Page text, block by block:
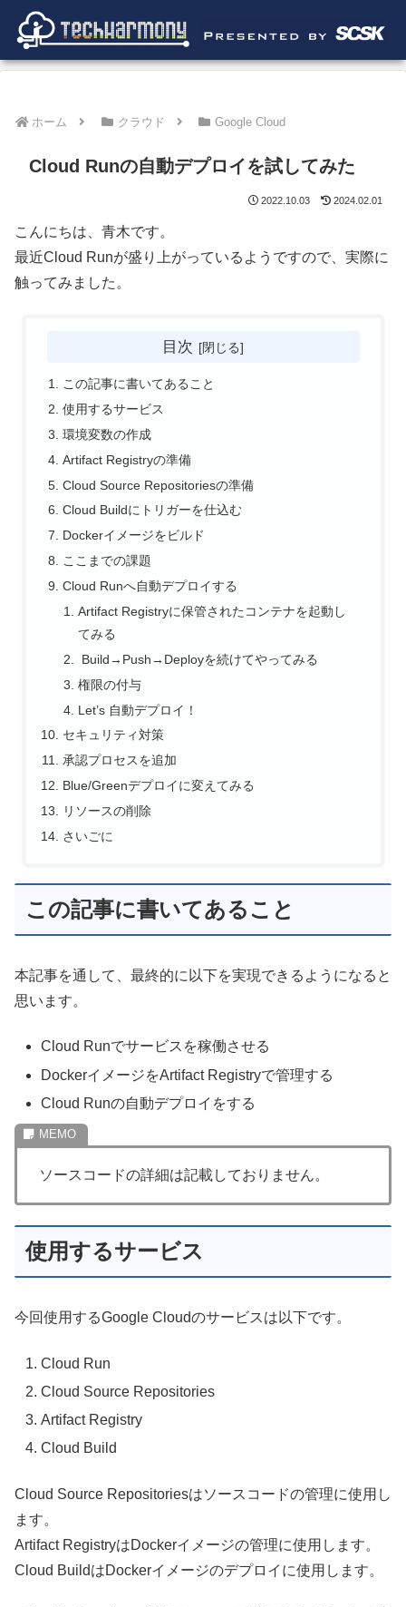
ホーム クラウド Google Cloud
Cloud Runの自動デプロイを試してみた
2022.10.03 2024.02.01
こんにちは、青木です。
最近Cloud Runが盛り上がっているようですので、実際に
触ってみました。
目次
この記事に書いてあること
使用するサービス
環境変数の作成
Artifact Registryの準備
Cloud Source Repositoriesの準備
Cloud Buildにトリガーを仕込む
Dockerイメージをビルド
ここまでの課題
Cloud Runへ自動デプロイする
Artifact Registryに保管されたコンテナを起動し
てみる
Build→Push→Deployを続けてやってみる
権限の付与
Let’s 自動デプロイ！
セキュリティ対策
承認プロセスを追加
Blue/Greenデプロイに変えてみる
リソースの削除
さいごに
この記事に書いてあること
本記事を通して、最終的に以下を実現できるようになると
思います。
Cloud Runでサービスを稼働させる
DockerイメージをArtifact Registryで管理する
Cloud Runの自動デプロイをする
ソースコードの詳細は記載しておりません。
使用するサービス
今回使用するGoogle Cloudのサービスは以下です。
Cloud Run
Cloud Source Repositories
Artifact Registry
Cloud Build
Cloud Source Repositoriesはソースコードの管理に使用し
ます。
Artifact RegistryはDockerイメージの管理に使用します。
Cloud BuildはDockerイメージのデプロイに使用します。